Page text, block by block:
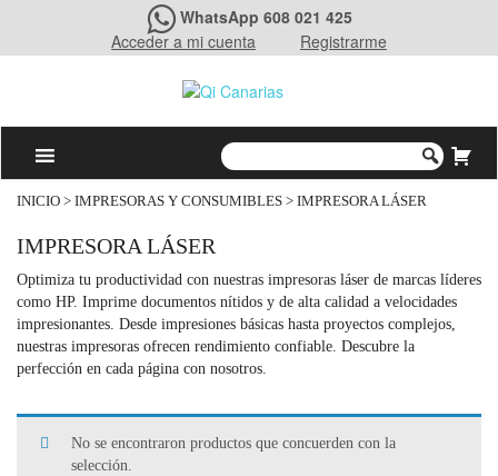
WhatsApp 608 021 425
Acceder a mi cuenta
Registrarme
INICIO > IMPRESORAS Y CONSUMIBLES > IMPRESORA LÁSER
IMPRESORA LÁSER
Optimiza tu productividad con nuestras impresoras láser de marcas líderes
como HP. Imprime documentos nítidos y de alta calidad a velocidades
impresionantes. Desde impresiones básicas hasta proyectos complejos,
nuestras impresoras ofrecen rendimiento confiable. Descubre la
perfección en cada página con nosotros.
No se encontraron productos que concuerden con la
selección.